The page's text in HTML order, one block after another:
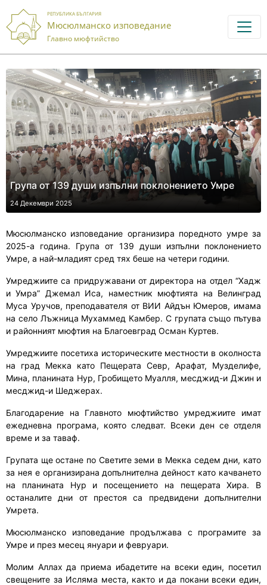
РЕПУБЛИКА БЪЛГАРИЯ
Мюсюлманско изповедание
Главно мюфтийство
Група от 139 души изпълни поклонението Умре
24 Декември 2025
Мюсюлманско изповедание организира поредното умре за
2025-а година. Група от 139 души изпълни поклонението
Умре, а най-младият сред тях беше на четери години.
Умреджиите са придружавани от директора на отдел “Хадж
и Умра” Джемал Иса, наместник мюфтията на Велинград
Муса Уручов, преподавателя от ВИИ Айдън Юмеров, имама
на село Лъжница Мухаммед Камбер. С групата също пътува
и районният мюфтия на Благоевград Осман Куртев.
Умреджиите посетиха историческите местности в околноста
на град Мекка като Пещерата Севр, Арафат, Музделифе,
Мина, планината Нур, Гробището Муалля, месджид-и Джин и
месджид-и Шеджерах.
Благодарение на Главното мюфтийство умреджиите имат
ежедневна програма, която следват. Всеки ден се отделя
време и за таваф.
Групата ще остане по Светите земи в Мекка седем дни, като
за нея е организирана допълнителна дейност като качването
на планината Нур и посещението на пещерата Хира. В
останалите дни от престоя са предвидени допълнителни
Умрета.
Мюсюлманско изповедание продължава с програмите за
Умре и през месец януари и февруари.
Молим Аллах да приема ибадетите на всеки един, посетил
свещените за Исляма места, както и да покани всеки един,